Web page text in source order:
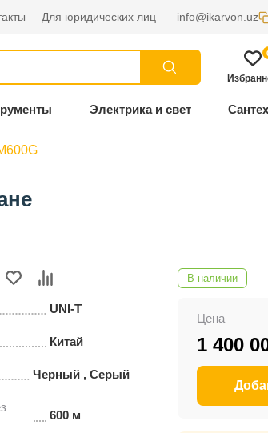
Для юридических лиц info@ikarvon.uz
Электрика и свет
UNI-T
Китай
Черный , Серый
600 м
В наличии
Цена
1 400